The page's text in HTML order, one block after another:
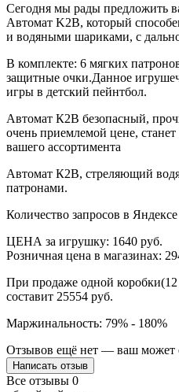
Сегодня мы рады предложить
Автомат K2B, который
и водяными шариками, с
В комплекте: 6 мягких
защитные очки.Данное
игры в детский пейнтбол.
Автомат К2В безопасный,
очень приемлемой цене,
вашего ассортимента
Автомат К2В, стреляющий
патронами.
Количество запросов в
ЦЕНА за игрушку: 1640 руб.
Розничная цена в магазинах:
При продаже одной
составит 25554 руб.
Маржинальность: 79% - 180%
Отзывов ещё нет — ваш может
Написать отзыв
Все отзывы 0